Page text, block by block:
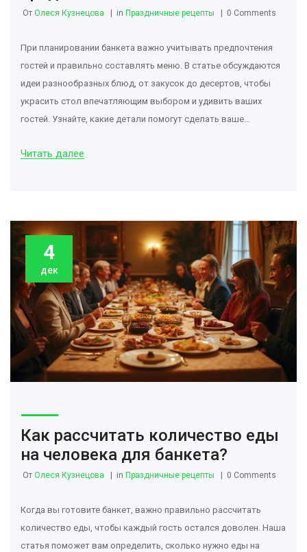
От Олеся Кузнецова in Праздничные рецепты 0 Comments
При планировании банкета важно учитывать предпочтения
гостей и правильно составлять меню. В статье обсуждаются
идеи разнообразных блюд, от закусок до десертов, чтобы
украсить стол впечатляющим выбором и удивить ваших
гостей. Узнайте, какие детали помогут сделать ваше
Читать далее
4
дек
Как рассчитать количество еды
на человека для банкета?
От Олеся Кузнецова in Праздничные рецепты 0 Comments
Когда вы готовите банкет, важно правильно рассчитать
количество еды, чтобы каждый гость остался доволен. Наша
статья поможет вам определить, сколько нужно еды на